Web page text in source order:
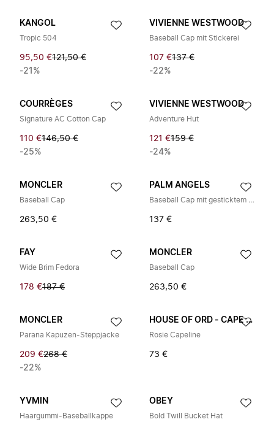
KANGOL
Tropic 504
95,50 €121,50 €
-21%
VIVIENNE WESTWOOD
Baseball Cap mit Stickerei
107 €137 €
-22%
COURRÈGES
Signature AC Cotton Cap
110 €146,50 €
-25%
VIVIENNE WESTWOOD
Adventure Hut
121 €159 €
-24%
MONCLER
Baseball Cap
263,50 €
PALM ANGELS
Baseball Cap mit gesticktem Logo
137 €
FAY
Wide Brim Fedora
178 €187 €
MONCLER
Baseball Cap
263,50 €
MONCLER
Parana Kapuzen-Steppjacke
209 €268 €
-22%
HOUSE OF ORD - CAPE TOWN
Rosie Capeline
73 €
YVMIN
Haargummi-Baseballkappe
OBEY
Bold Twill Bucket Hat